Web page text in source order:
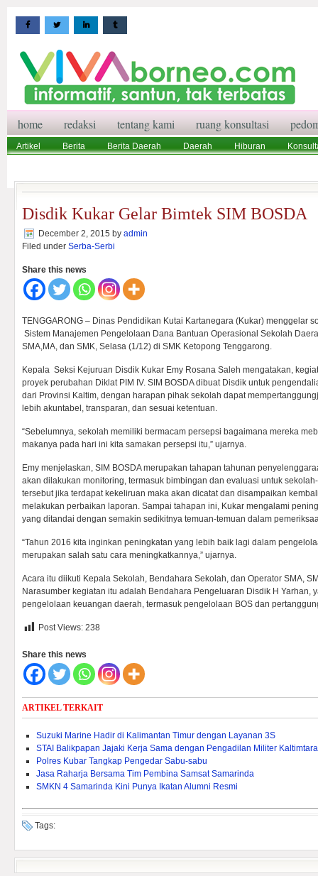
home redaksi tentang kami ruang konsultasi
Artikel Berita Berita Daerah Daerah Hiburan
Disdik Kukar Gelar Bimtek SIM BOSDA
December 2, 2015 by admin
Filed under Serba-Serbi
Share this news
TENGGARONG – Dinas Pendidikan Kutai Kartanegara (Kukar) menggelar
Sistem Manajemen Pengelolaan Dana Bantuan Operasional Sekolah
SMA,MA, dan SMK, Selasa (1/12) di SMK Ketopong Tenggarong.
Kepala Seksi Kejuruan Disdik Kukar Emy Rosana Saleh mengatakan,
proyek perubahan Diklat PIM IV. SIM BOSDA dibuat Disdik untuk
dari Provinsi Kaltim, dengan harapan pihak sekolah dapat
lebih akuntabel, transparan, dan sesuai ketentuan.
“Sebelumnya, sekolah memiliki bermacam persepsi bagaimana mereka
makanya pada hari ini kita samakan persepsi itu,” ujarnya.
Emy menjelaskan, SIM BOSDA merupakan tahapan tahunan
akan dilakukan monitoring, termasuk bimbingan dan evaluasi untuk
tersebut jika terdapat kekeliruan maka akan dicatat dan disampaikan
melakukan perbaikan laporan. Sampai tahapan ini, Kukar mengalami
yang ditandai dengan semakin sedikitnya temuan-temuan dalam
“Tahun 2016 kita inginkan peningkatan yang lebih baik lagi dalam
merupakan salah satu cara meningkatkannya,” ujarnya.
Acara itu diikuti Kepala Sekolah, Bendahara Sekolah, dan Operator SMA,
Narasumber kegiatan itu adalah Bendahara Pengeluaran Disdik H Yarhan,
pengelolaan keuangan daerah, termasuk pengelolaan BOS dan
Post Views: 238
Share this news
ARTIKEL TERKAIT
Suzuki Marine Hadir di Kalimantan Timur dengan Layanan 3S
STAI Balikpapan Jajaki Kerja Sama dengan Pengadilan Militer Kaltimtara
Polres Kubar Tangkap Pengedar Sabu-sabu
Jasa Raharja Bersama Tim Pembina Samsat Samarinda
SMKN 4 Samarinda Kini Punya Ikatan Alumni Resmi
Tags: